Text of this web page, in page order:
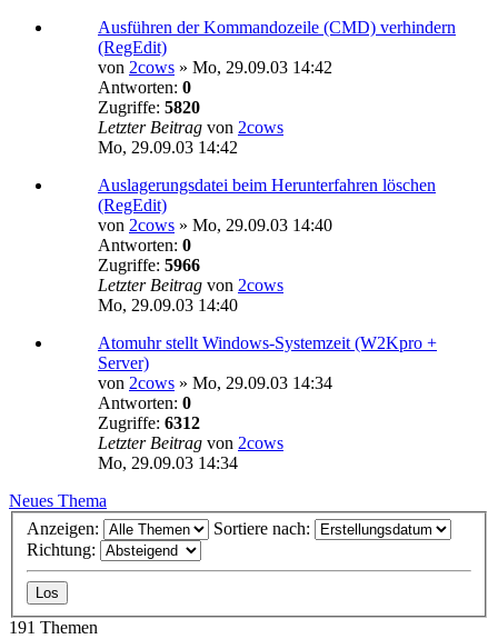
Ausführen der Kommandozeile (CMD) verhindern
(RegEdit)
von 2cows » Mo, 29.09.03 14:42
Antworten: 0
Zugriffe: 5820
Letzter Beitrag von 2cows
Mo, 29.09.03 14:42
Auslagerungsdatei beim Herunterfahren löschen
(RegEdit)
von 2cows » Mo, 29.09.03 14:40
Antworten: 0
Zugriffe: 5966
Letzter Beitrag von 2cows
Mo, 29.09.03 14:40
Atomuhr stellt Windows-Systemzeit (W2Kpro +
Server)
von 2cows » Mo, 29.09.03 14:34
Antworten: 0
Zugriffe: 6312
Letzter Beitrag von 2cows
Mo, 29.09.03 14:34
Neues Thema
Anzeigen:
Sortiere nach:
Richtung:
191 Themen